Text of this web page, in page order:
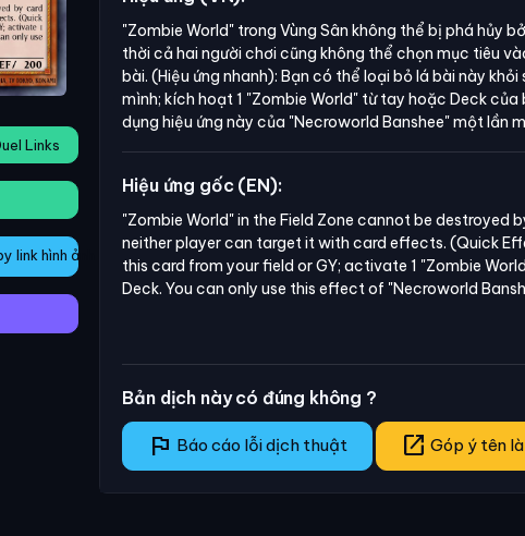
Links
link hình ảnh
"Zombie World" trong Vùng Sân không thể bị phá hủy
thời cả hai người chơi cũng không thể chọn mục tiêu
bài. (Hiệu ứng nhanh): Bạn có thể loại bỏ lá bài này khỏi
mình; kích hoạt 1 "Zombie World" từ tay hoặc Deck của
dụng hiệu ứng này của "Necroworld Banshee"một lần
Hiệu ứng gốc (EN):
"Zombie World" in the Field Zone cannot be destroyed
neither player can target it with card effects. (Quick
this card from your field or GY; activate 1 "Zombie
Deck. You can only use this effect of "Necroworld
Bản dịch này có đúng không ?
flag Báo cáo lỗi dịch thuật open_in_new Góp ý tên